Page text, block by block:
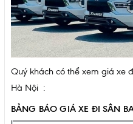
Quý khách có thể xem giá xe
Hà Nội :
BẢNG BÁO GIÁ XE ĐI SÂN